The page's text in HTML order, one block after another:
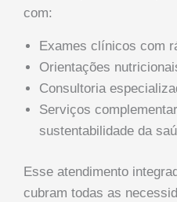
com:
Exames clínicos com
Orientações
Consultoria
Serviços
sustentabilidade da
Esse atendimento
cubram todas as